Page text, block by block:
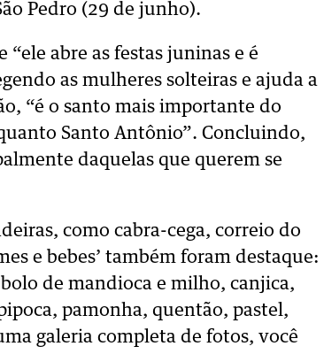
Pedro (29 de junho).
abre as festas juninas e é
as mulheres solteiras e ajuda a
“é o santo mais importante do
Santo Antônio”. Concluindo,
daquelas que querem se
como cabra-cega, correio do
e bebes’ também foram destaque:
de mandioca e milho, canjica,
pamonha, quentão, pastel,
galeria completa de fotos, você